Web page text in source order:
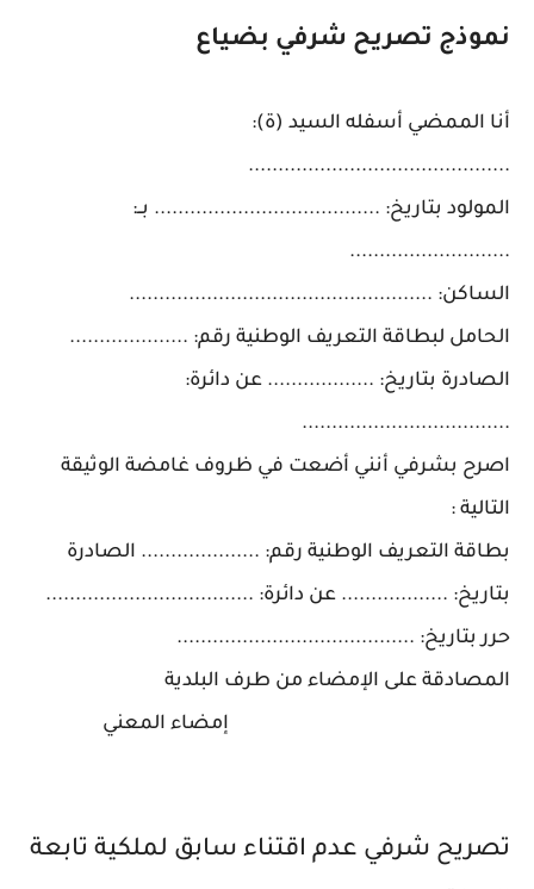
نموذج تصريح شرفي بضياع
أنا الممضي أسفله السيد (ة):
............................................
المولود بتاريخ: ...................................... بــ:
...........................
الساكن: ...................................................
الحامل لبطاقة التعريف الوطنية رقم: ....................
الصادرة بتاريخ: .................. عن دائرة:
...................................
اصرح بشرفي أنني أضعت في ظروف غامضة الوثيقة
التالية :
بطاقة التعريف الوطنية رقم: .................... الصادرة
بتاريخ: .................. عن دائرة: ...................................
حرر بتاريخ: ........................................
المصادقة على الإمضاء من طرف البلدية
إمضاء المعني
تصريح شرفي عدم اقتناء سابق لملكية تابعة